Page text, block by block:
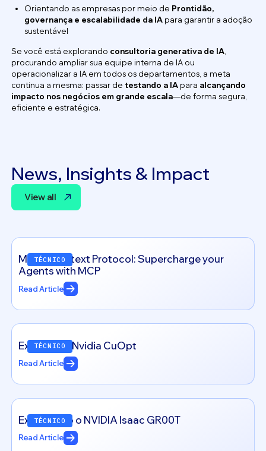
Orientando as empresas por meio de Prontidão,
governança e escalabilidade da IApara garantir a adoção
sustentável
Se você está explorando consultoria generativa de IA,
procurando ampliar sua equipe interna de IA ou
operacionalizar a IA em todos os departamentos, a meta
continua a mesma: passar de testando a IApara alcançando
impacto nos negócios em grande escala—de forma segura,
eficiente e estratégica.
News, Insights & Impact
View all
TÉCNICO
Model Context Protocol: Supercharge your
Agents with MCP
Read Article
TÉCNICO
Exploring – Nvidia CuOpt
Read Article
TÉCNICO
Explorando o NVIDIA Isaac GR00T
Read Article